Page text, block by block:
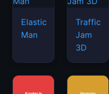
Elastic
Man
Traffic
Jam
3D